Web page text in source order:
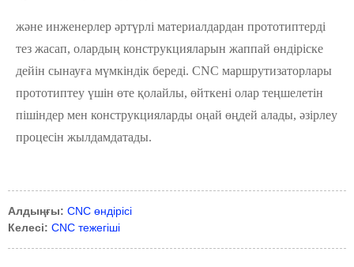
және инженерлер әртүрлі материалдардан прототиптерді
тез жасап, олардың конструкцияларын жаппай өндіріске
дейін сынауға мүмкіндік береді. CNC маршрутизаторлары
прототиптеу үшін өте қолайлы, өйткені олар теңшелетін
пішіндер мен конструкцияларды оңай өңдей алады, әзірлеу
процесін жылдамдатады.
Алдыңғы: CNC өндірісі
Келесі: CNC тежегіші